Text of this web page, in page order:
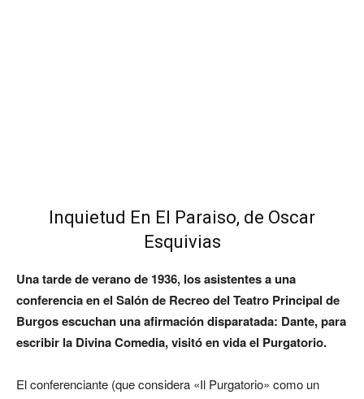
Inquietud En El Paraiso, de Oscar
Esquivias
Una tarde de verano de 1936, los asistentes a una
conferencia en el Salón de Recreo del Teatro Principal de
Burgos escuchan una afirmación disparatada: Dante, para
escribir la Divina Comedia, visitó en vida el Purgatorio.
El conferenciante (que considera «Il Purgatorio» como un